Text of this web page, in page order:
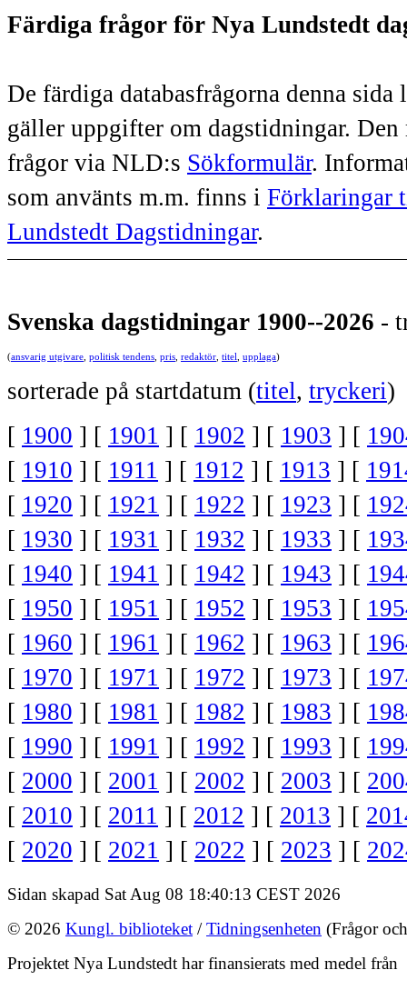
Färdiga frågor för Nya Lundstedt
De färdiga databasfrågorna denna
gäller uppgifter om dagstidningar.
frågor via NLD:s Sökformulär.
som använts m.m. finns i Förklaringar
Lundstedt Dagstidningar.
Svenska dagstidningar 1900--2026 -
(ansvarig utgivare politisk tendens pris redaktör titel upplaga)
sorterade på startdatum (titel, tryckeri)
[ 1900 ] [ 1901 ] [ 1902 ] [ 1903 ] [
[ 1910 ] [ 1911 ] [ 1912 ] [ 1913 ] [
[ 1920 ] [ 1921 ] [ 1922 ] [ 1923 ] [
[ 1930 ] [ 1931 ] [ 1932 ] [ 1933 ] [
[ 1940 ] [ 1941 ] [ 1942 ] [ 1943 ] [
[ 1950 ] [ 1951 ] [ 1952 ] [ 1953 ] [
[ 1960 ] [ 1961 ] [ 1962 ] [ 1963 ] [
[ 1970 ] [ 1971 ] [ 1972 ] [ 1973 ] [
[ 1980 ] [ 1981 ] [ 1982 ] [ 1983 ] [
[ 1990 ] [ 1991 ] [ 1992 ] [ 1993 ] [
[ 2000 ] [ 2001 ] [ 2002 ] [ 2003 ] [
[ 2010 ] [ 2011 ] [ 2012 ] [ 2013 ] [
[ 2020 ] [ 2021 ] [ 2022 ] [ 2023 ] [
Sidan skapad Sat Aug 08 18:40:13 CEST 2026
© 2026 Kungl. biblioteket /Tidningsenheten (Frågor
Projektet Nya Lundstedt har finansierats med medel från